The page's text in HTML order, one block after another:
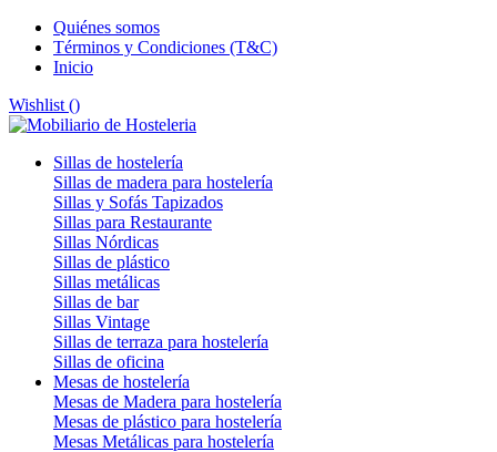
Quiénes somos
Términos y Condiciones (T&C)
Inicio
Wishlist ()
Sillas de hostelería
Sillas de madera para hostelería
Sillas y Sofás Tapizados
Sillas para Restaurante
Sillas Nórdicas
Sillas de plástico
Sillas metálicas
Sillas de bar
Sillas Vintage
Sillas de terraza para hostelería
Sillas de oficina
Mesas de hostelería
Mesas de Madera para hostelería
Mesas de plástico para hostelería
Mesas Metálicas para hostelería